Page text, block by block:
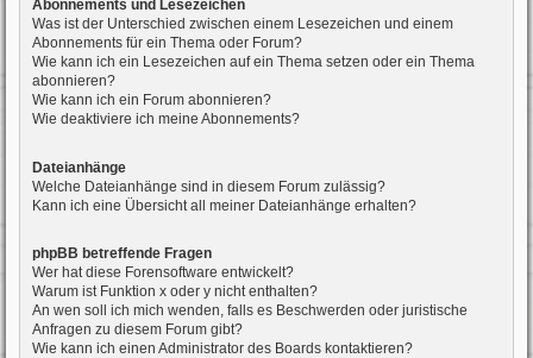
Abonnements und Lesezeichen
Was ist der Unterschied zwischen einem Lesezeichen und einem
Abonnements für ein Thema oder Forum?
Wie kann ich ein Lesezeichen auf ein Thema setzen oder ein Thema
abonnieren?
Wie kann ich ein Forum abonnieren?
Wie deaktiviere ich meine Abonnements?
Dateianhänge
Welche Dateianhänge sind in diesem Forum zulässig?
Kann ich eine Übersicht all meiner Dateianhänge erhalten?
phpBB betreffende Fragen
Wer hat diese Forensoftware entwickelt?
Warum ist Funktion x oder y nicht enthalten?
An wen soll ich mich wenden, falls es Beschwerden oder juristische
Anfragen zu diesem Forum gibt?
Wie kann ich einen Administrator des Boards kontaktieren?